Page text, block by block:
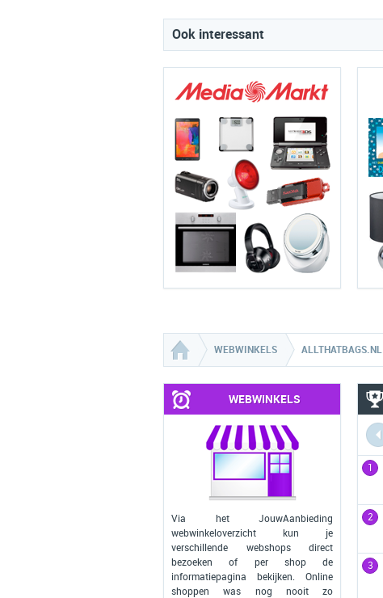
Ook interessant
WEBWINKELS ALLTHATBAGS.NL
WEBWINKELS
Via het JouwAanbieding
webwinkeloverzicht kun je
verschillende webshops direct
bezoeken of per shop de
informatiepagina bekijken. Online
shoppen was nog nooit zo
1
2
3